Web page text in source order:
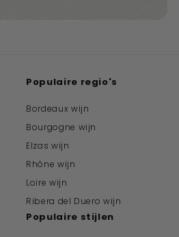
Populaire regio's
Bordeaux wijn
Bourgogne wijn
Elzas wijn
Rhône wijn
Loire wijn
Ribera del Duero wijn
Populaire stijlen